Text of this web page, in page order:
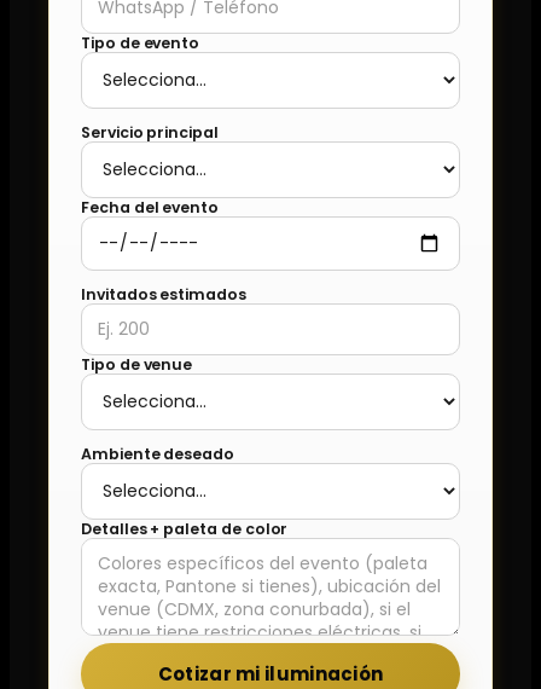
Tipo de evento
Servicio principal
Fecha del evento
Invitados estimados
Tipo de venue
Ambiente deseado
Detalles + paleta de color
Cotizar mi iluminación